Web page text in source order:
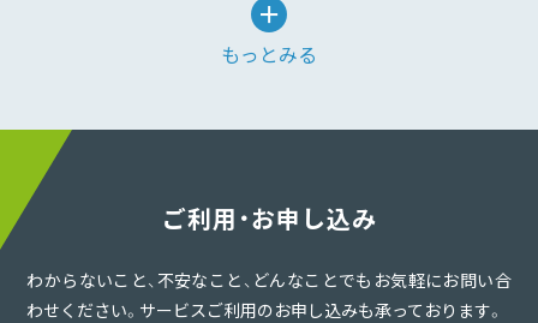
もっとみる
ご利用・お申し込み
わからないこと、不安なこと、どんなことでもお気軽にお問い合
わせください。サービスご利用のお申し込みも承っております。